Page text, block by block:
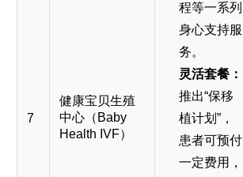
7
健康宝贝生殖
中心（Baby
Health IVF）
程等一系列
身心支持服
务。
灵活套餐：
推出“保移
植计划”，
患者可预付
一定费用，